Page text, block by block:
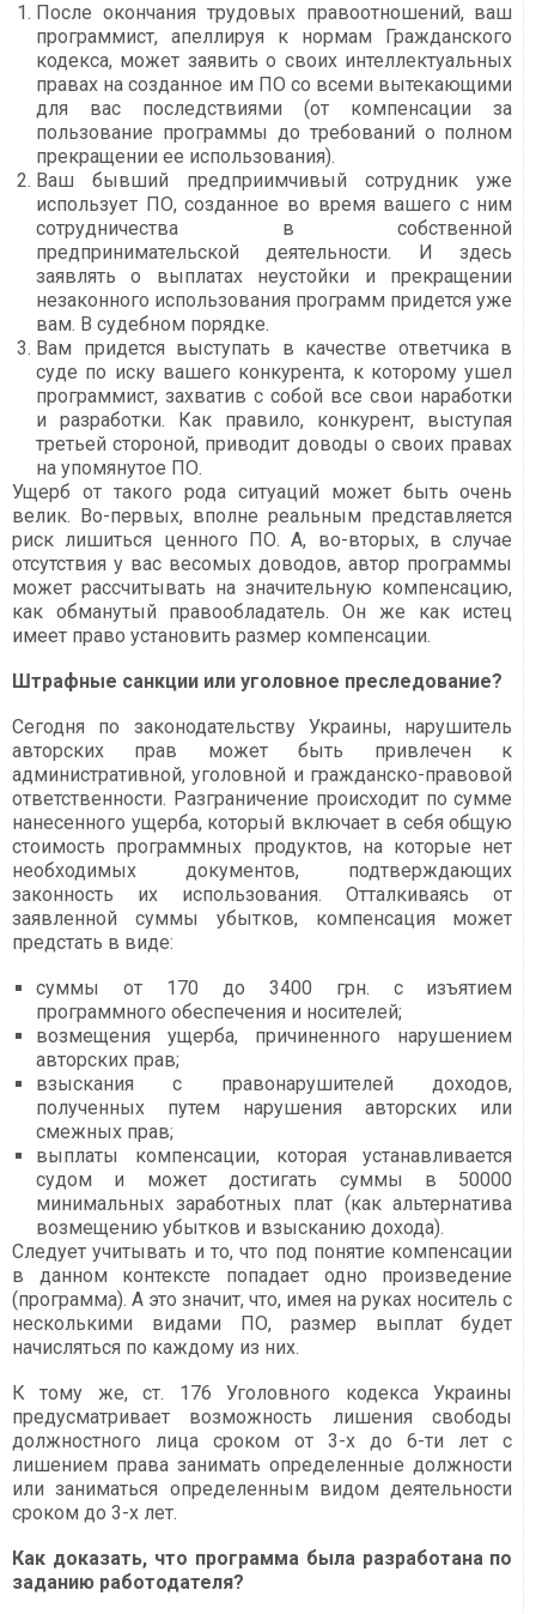
После окончания трудовых правоотношений, ваш
программист, апеллируя к нормам Гражданского
кодекса, может заявить о своих интеллектуальных
правах на созданное им ПО со всеми вытекающими
для вас последствиями (от компенсации за
пользование программы до требований о полном
прекращении ее использования).
Ваш бывший предприимчивый сотрудник уже
использует ПО, созданное во время вашего с ним
сотрудничества в собственной
предпринимательской деятельности. И здесь
заявлять о выплатах неустойки и прекращении
незаконного использования программ придется уже
вам. В судебном порядке.
Вам придется выступать в качестве ответчика в
суде по иску вашего конкурента, к которому ушел
программист, захватив с собой все свои наработки
и разработки. Как правило, конкурент, выступая
третьей стороной, приводит доводы о своих правах
на упомянутое ПО.
Ущерб от такого рода ситуаций может быть очень
велик. Во-первых, вполне реальным представляется
риск лишиться ценного ПО. А, во-вторых, в случае
отсутствия у вас весомых доводов, автор программы
может рассчитывать на значительную компенсацию,
как обманутый правообладатель. Он же как истец
имеет право установить размер компенсации.
Штрафные санкции или уголовное преследование?
Сегодня по законодательству Украины, нарушитель
авторских прав может быть привлечен к
административной, уголовной и гражданско-правовой
ответственности. Разграничение происходит по сумме
нанесенного ущерба, который включает в себя общую
стоимость программных продуктов, на которые нет
необходимых документов, подтверждающих
законность их использования. Отталкиваясь от
заявленной суммы убытков, компенсация может
предстать в виде:
суммы от 170 до 3400 грн. с изъятием
программного обеспечения и носителей;
возмещения ущерба, причиненного нарушением
авторских прав;
взыскания с правонарушителей доходов,
полученных путем нарушения авторских или
смежных прав;
выплаты компенсации, которая устанавливается
судом и может достигать суммы в 50000
минимальных заработных плат (как альтернатива
возмещению убытков и взысканию дохода).
Следует учитывать и то, что под понятие компенсации
в данном контексте попадает одно произведение
(программа). А это значит, что, имея на руках носитель с
несколькими видами ПО, размер выплат будет
начисляться по каждому из них.
К тому же, ст. 176 Уголовного кодекса Украины
предусматривает возможность лишения свободы
должностного лица сроком от 3-х до 6-ти лет с
лишением права занимать определенные должности
или заниматься определенным видом деятельности
сроком до 3-х лет.
Как доказать, что программа была разработана по
заданию работодателя?